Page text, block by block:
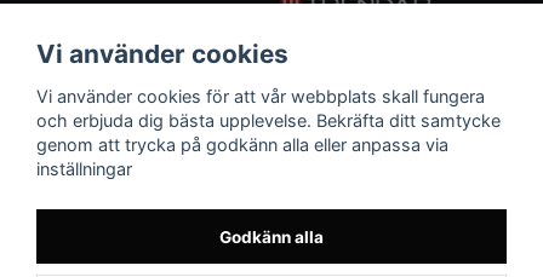
Strängnäsvägen
315 155 91
Nykvarn Sverige
@trendab.com
Vi använder cookies
Vi använder cookies för att vår webbplats skall fungera
och erbjuda dig bästa upplevelse. Bekräfta ditt samtycke
genom att trycka på godkänn alla eller anpassa via
inställningar
Godkänn alla